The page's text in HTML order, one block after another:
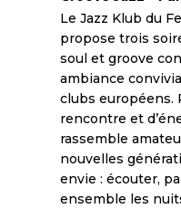
Le Jazz Klub du
propose trois
soul et groove
ambiance
clubs européens.
rencontre et
rassemble
nouvelles
envie : écouter,
ensemble les